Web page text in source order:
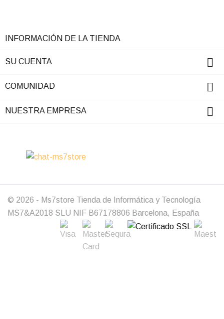
INFORMACIÓN DE LA TIENDA
SU CUENTA 
COMUNIDAD 
NUESTRA EMPRESA 
© 2026 - Ms7store Tienda de Informática y Tecnología
MS7&A2018 SLU NIF B67178806 Barcelona, España